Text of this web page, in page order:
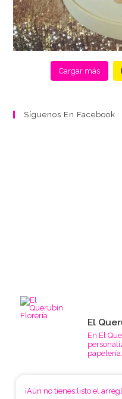
Cargar más
Síguenos En Facebook
El
En El
papelería.
¡Aún no tienes listo el